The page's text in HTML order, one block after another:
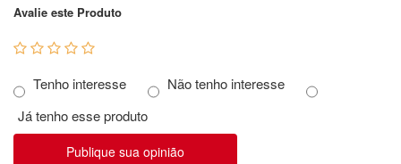
Avalie este Produto
Tenho interesse
Não tenho interesse
Já tenho esse produto
Publique sua opinião